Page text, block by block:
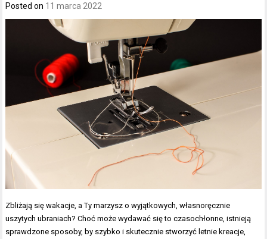
Posted on 11 marca 2022
Zbliżają się wakacje, a Ty marzysz o wyjątkowych, własnoręcznie
uszytych ubraniach? Choć może wydawać się to czasochłonne, istnieją
sprawdzone sposoby, by szybko i skutecznie stworzyć letnie kreacje,